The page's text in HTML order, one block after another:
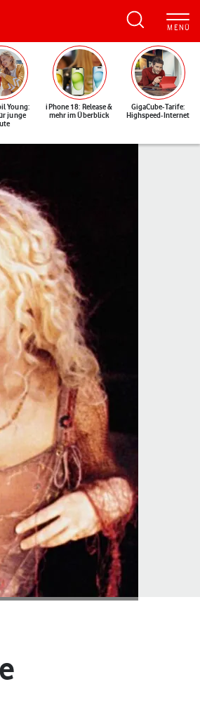
Young:
junge
iPhone 18: Release &
mehr im Überblick
GigaCube-Tarife:
Highspeed-Internet